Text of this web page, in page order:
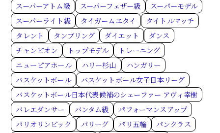
スーパーアトム級
スーパーフェザー級
スーパーモデル
スーパーライト級
タイガームエタイ
タイトルマッチ
タレント
タンブリング ダイエット
ダンス
チャンピオン
トップモデル
トレーニング
ニューピアホール
ハリー杉山
ハンガリー
バスケットボール
バスケットボール女子日本リーグ
バスケットボール日本代表候補のシェーファー アヴィ幸樹
バレエダンサー
バンタム級
パフォーマンスアップ
パリオリンピック
パリーグ パリ五輪
パンクラス